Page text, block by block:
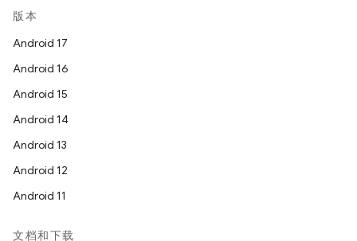
版本
Android 17
Android 16
Android 15
Android 14
Android 13
Android 12
Android 11
文档和下载